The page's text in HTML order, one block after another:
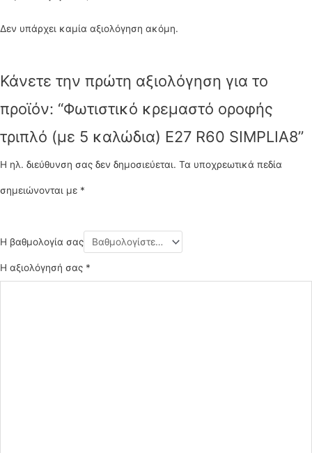
Δεν υπάρχει καμία αξιολόγηση ακόμη.
Κάνετε την πρώτη αξιολόγηση για το
προϊόν: “Φωτιστικό κρεμαστό οροφής
τριπλό (με 5 καλώδια) E27 R60 SIMPLIA8”
Η ηλ. διεύθυνση σας δεν δημοσιεύεται. Τα υποχρεωτικά πεδία
σημειώνονται με *
Η βαθμολογία σας
Η αξιολόγησή σας *